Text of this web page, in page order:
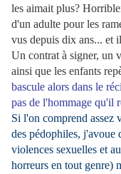
les aimait plus?
d'un adulte pour les
vus depuis dix ans... et
Un contrat à signer, un
ainsi que les enfants
bascule alors dans le
pas de l'hommage qu'il
Si l'on comprend assez
des pédophiles, j'avoue
violences sexuelles et
horreurs en tout genre)